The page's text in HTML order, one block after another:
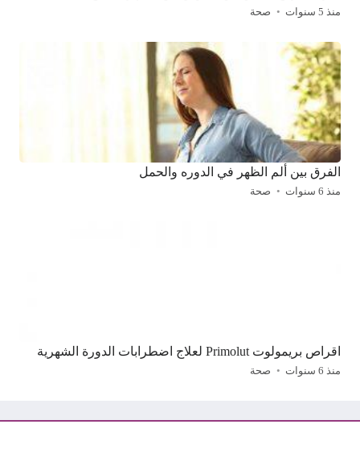
منذ 5 سنوات صحة
الفرق بين ألم الظهر في الدوره والحمل
منذ 6 سنوات صحة
اقراص بريمولوت Primolut لعلاج اضطرابات الدورة الشهرية
منذ 6 سنوات صحة